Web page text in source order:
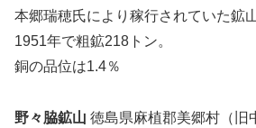
本郷瑞穂氏により稼行されていた鉱山
1951年で粗鉱218トン。
銅の品位は1.4％
野々脇鉱山 徳島県麻植郡美郷村（旧